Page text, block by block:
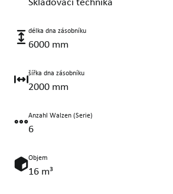
délka dna zásobníku
6000 mm
šířka dna zásobníku
2000 mm
Anzahl Walzen (Serie)
6
Objem
16 m³